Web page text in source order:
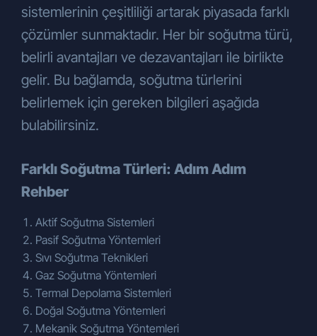
sistemlerinin çeşitliliği artarak piyasada farklı
çözümler sunmaktadır. Her bir soğutma türü,
belirli avantajları ve dezavantajları ile birlikte
gelir. Bu bağlamda, soğutma türlerini
belirlemek için gereken bilgileri aşağıda
bulabilirsiniz.
Farklı Soğutma Türleri: Adım Adım
Rehber
Aktif Soğutma Sistemleri
Pasif Soğutma Yöntemleri
Sıvı Soğutma Teknikleri
Gaz Soğutma Yöntemleri
Termal Depolama Sistemleri
Doğal Soğutma Yöntemleri
Mekanik Soğutma Yöntemleri
talebinizi;
ÇÖZÜM ENDÜSTRİYEL SOĞUTMA
SİST.İNŞ. SAN. VE TİC.A.Ş.
Gebze Plastikçiler OSB. Atatürk Bulvarı 9.
cadde 91. sokak No: 3/2 PK. 41400
adresine bizzat başvurarak,
info@cozumsogutma.com.trkayıtlı
elektronik posta adresi üzerinden veya
onaylı posta yoluylaÇÖZÜM
ENDÜSTRİYEL SOĞUTMA SİST.İNŞ.
Veri Sorumlusu İletişim Bilgileri:
ÇÖZÜM ENDÜSTRİYEL SOĞUTMA
SİST.İNŞ. SAN. VE TİC.A.Ş.
Adres: Gebze Plastikçiler OSB. Atatürk
Bulvarı 9. cadde 91. sokak No:3/ 2 PK.
41400 Gebze – Kocaeli
Telefon: +90 262 751 43 47 pbx